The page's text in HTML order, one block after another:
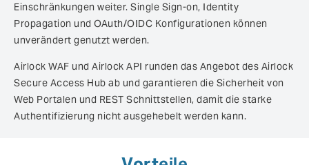
Einschränkungen weiter. Single Sign-on, Identity
Propagation und OAuth/OIDC Konfigurationen können
unverändert genutzt werden.
Airlock WAF und Airlock API runden das Angebot des Airlock
Secure Access Hub ab und garantieren die Sicherheit von
Web Portalen und REST Schnittstellen, damit die starke
Authentifizierung nicht ausgehebelt werden kann.